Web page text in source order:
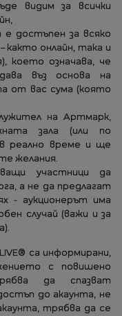
видим за всички
достъпен за всяко
както онлайн, така и
което означава, че
въз основа на
от вас сума (която
на Артмарк,
зала (или по
реално време и ще
желания.
участници да
а не да предлагат
- аукционерът има
случай (важи и за
са информирани,
с повишено
да спазват
до акаунта, не
трябва да се